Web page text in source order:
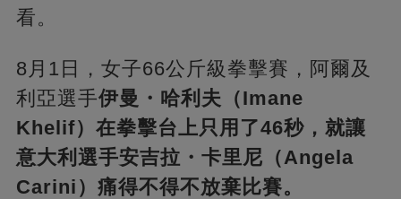
看。
8月1日，女子66公斤級拳擊賽，阿爾及
利亞選手伊曼・哈利夫（Imane
Khelif）在拳擊台上只用了46秒，就讓
意大利選手安吉拉・卡里尼（Angela
Carini）痛得不得不放棄比賽。